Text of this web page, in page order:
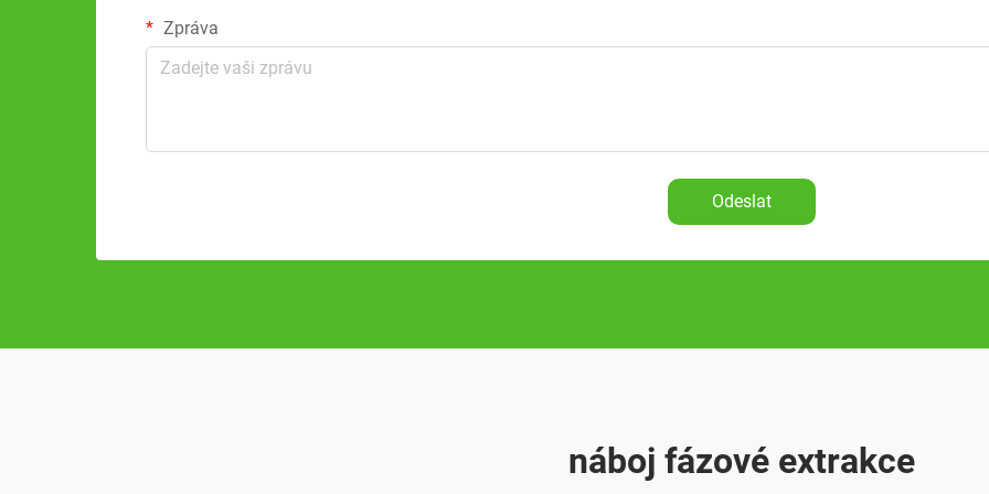
Zpráva
Odeslat
náboj fázové extrakce